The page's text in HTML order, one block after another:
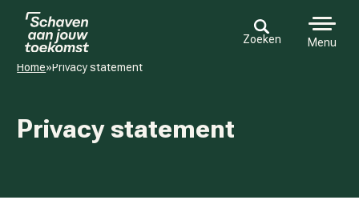
Zoeken
Menu
Home»Pri­va­cy sta­te­ment
Pri­va­cy sta­te­ment